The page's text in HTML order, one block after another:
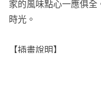
家的風味點心一應俱
時光。
【插畫說明】
特別邀請到插畫家「
畫。創作發想從Carol